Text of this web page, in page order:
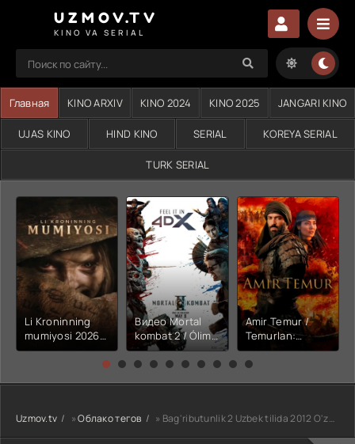
UZMOV.TV
KINO VA SERIAL
Главная KINO ARXIV KINO 2024 KINO 2025 JANGARI KINO
UJAS KINO HIND KINO SERIAL KOREYA SERIAL
TURK SERIAL
Li Kroninning
mumiyosi 2026
(uzbek tilida
kino) tarjima HD
Видео Mortal
kombat 2 / Ólim
jangi 2 (2026)
Uzbek tilida
Amir Temur /
Temurlan:
Fathchining
yuksalishi
tarjima kino Full
HD tas-ix
Uzmov.tv »Облако тегов » Bag'ributunlik 2 Uzbek tilida 2012 O'zbekcha Tarjima Hind kino HD